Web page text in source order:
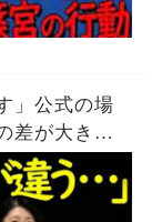
」公式の場
差が大きな